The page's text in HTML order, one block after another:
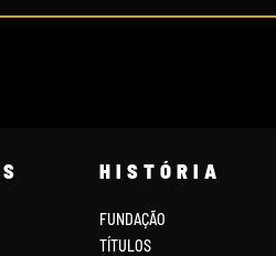
HISTÓRIA
FUNDAÇÃO
TÍTULOS